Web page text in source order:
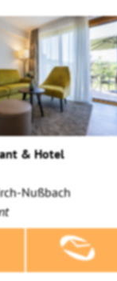
& Hotel
Nußbach